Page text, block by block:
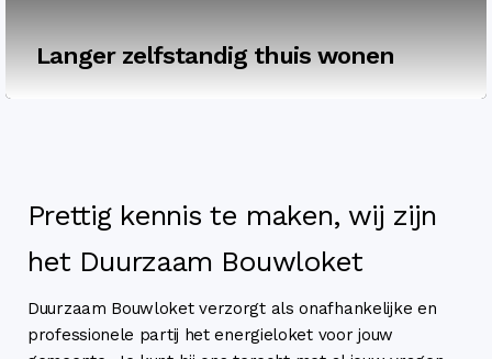
Langer zelfstandig thuis wonen
Prettig kennis te maken, wij zijn
het Duurzaam Bouwloket
Duurzaam Bouwloket verzorgt als onafhankelijke en
professionele partij het energieloket voor jouw